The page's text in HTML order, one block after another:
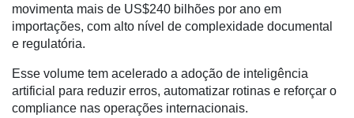
movimenta mais de US$240 bilhões por ano em
importações, com alto nível de complexidade documental
e regulatória.
Esse volume tem acelerado a adoção de inteligência
artificial para reduzir erros, automatizar rotinas e reforçar o
compliance nas operações internacionais.